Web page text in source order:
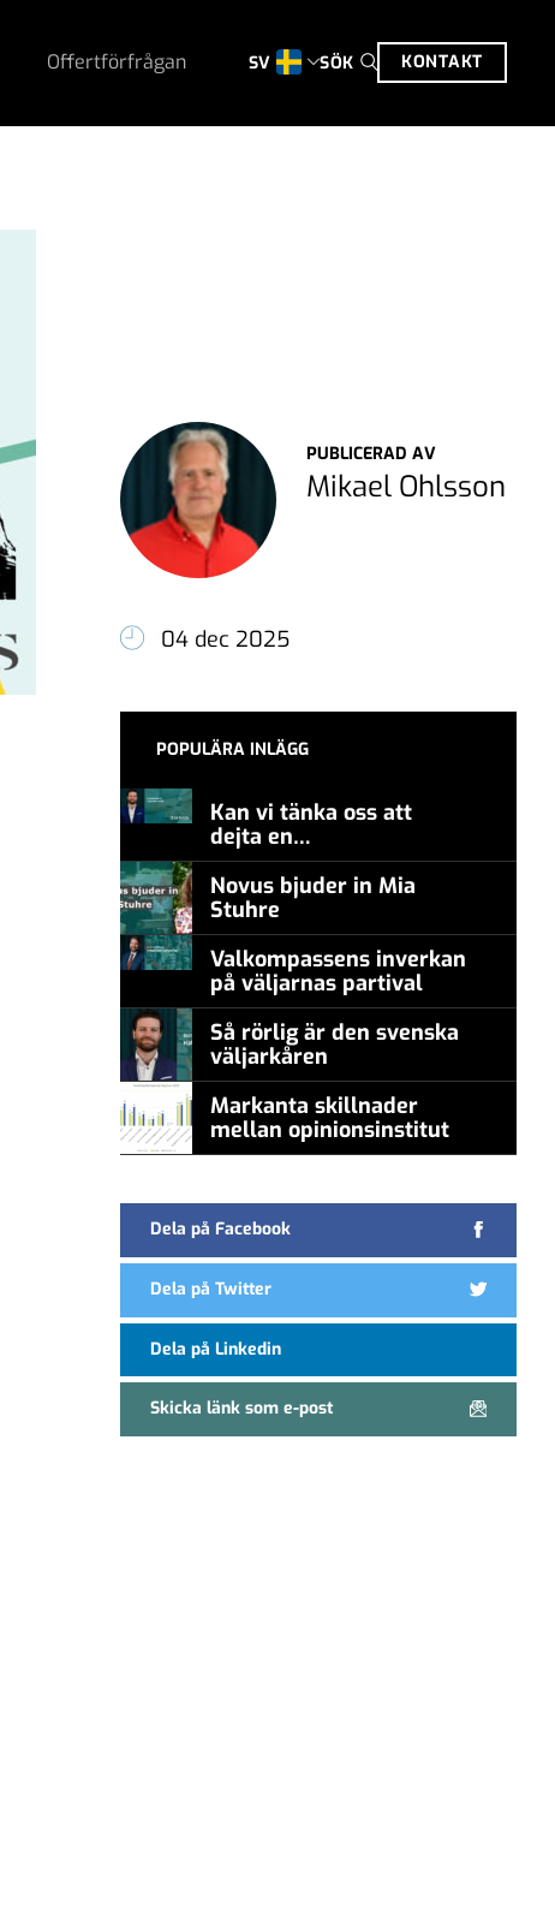
Offertförfrågan SV SÖK KONTAKT
PUBLICERAD AV
Mikael Ohlsson
04 dec 2025
POPULÄRA INLÄGG
Kan vi tänka oss att
dejta en
meningsmotståndare?
Novus bjuder in Mia
Stuhre
Valkompassens inverkan
på väljarnas partival
Så rörlig är den svenska
väljarkåren
Markanta skillnader
mellan opinionsinstitut
Dela på Facebook
Dela på Twitter
Dela på Linkedin
Skicka länk som e-post